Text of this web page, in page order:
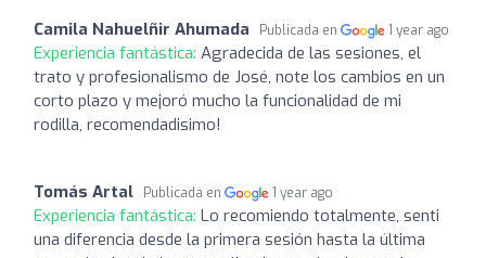
Camila Nahuelñir Ahumada Publicada en 1 year ago
Experiencia fantástica: Agradecida de las sesiones, el
trato y profesionalismo de José, note los cambios en un
corto plazo y mejoró mucho la funcionalidad de mi
rodilla, recomendadisimo!
Tomás Artal Publicada en 1 year ago
Experiencia fantástica: Lo recomiendo totalmente, senti
una diferencia desde la primera sesión hasta la última